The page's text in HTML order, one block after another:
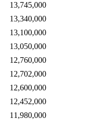
13,745,000
13,340,000
13,100,000
13,050,000
12,760,000
12,702,000
12,600,000
12,452,000
11,980,000